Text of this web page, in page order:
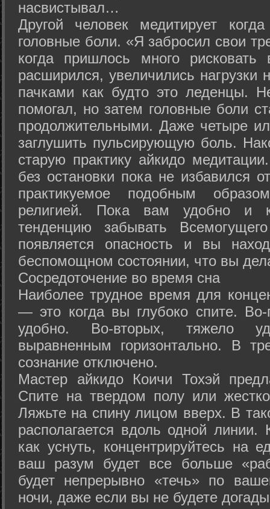
насвистывал…
Другой человек медитирует
головные боли. «Я забросил свои
когда пришлось много
расширился, увеличились нагрузки
пачками как будто это леденцы.
помогал, но затем головные боли
продолжительными. Даже четыре
заглушить пульсирующую боль.
старую практику айкидо
без остановки пока не избавился
практикуемое подобным
религией. Пока вам удобно и
тенденцию забывать
появляется опасность и вы
беспомощном состоянии, что вы
Сосредоточение во время сна
Наиболее трудное время для
— это когда вы глубоко спите.
удобно. Во-вторых, тяжело
выравненным горизонтально. В
сознание отключено.
Мастер айкидо Коичи Тохэй
Спите на твердом полу или
Ляжьте на спину лицом вверх. В
располагается вдоль одной
как уснуть, концентрируйтесь на
ваш разум будет все больше
будет непрерывно «течь» по
ночи, даже если вы не будете